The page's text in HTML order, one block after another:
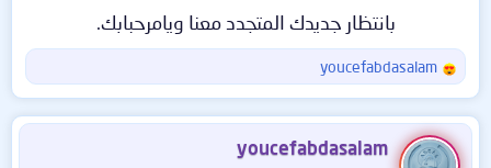
بانتظار جديدك المتجدد معنا ويامرحبابك.​
ا
ل
ت
ف
ا
youcefabdasalam
youcefabdasalam